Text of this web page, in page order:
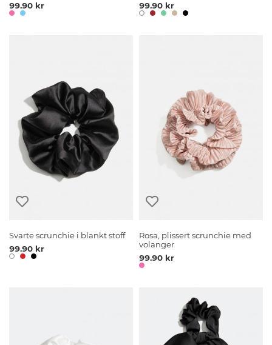
99.90 kr
99.90 kr
Svarte scrunchie i blankt stoff
99.90 kr
Rosa, plissert scrunchie med
volanger
99.90 kr